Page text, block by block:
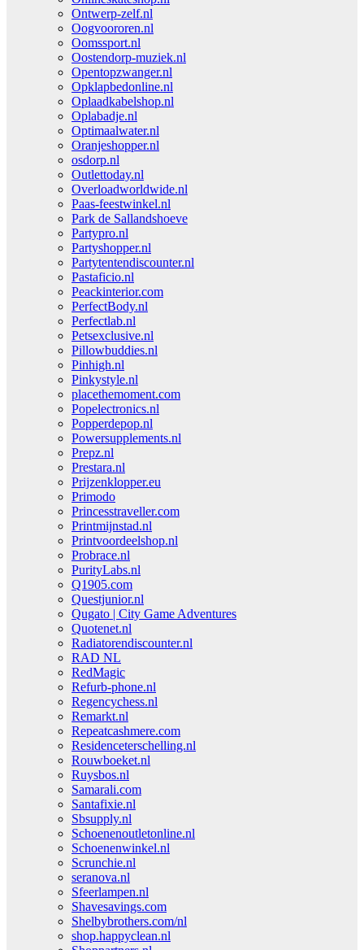
Ontwerp-zelf.nl
Oogvoororen.nl
Oomssport.nl
Oostendorp-muziek.nl
Opentopzwanger.nl
Opklapbedonline.nl
Oplaadkabelshop.nl
Oplabadje.nl
Optimaalwater.nl
Oranjeshopper.nl
osdorp.nl
Outlettoday.nl
Overloadworldwide.nl
Paas-feestwinkel.nl
Park de Sallandshoeve
Partypro.nl
Partyshopper.nl
Partytentendiscounter.nl
Pastaficio.nl
Peackinterior.com
PerfectBody.nl
Perfectlab.nl
Petsexclusive.nl
Pillowbuddies.nl
Pinhigh.nl
Pinkystyle.nl
placethemoment.com
Popelectronics.nl
Popperdepop.nl
Powersupplements.nl
Prepz.nl
Prestara.nl
Prijzenklopper.eu
Primodo
Princesstraveller.com
Printmijnstad.nl
Printvoordeelshop.nl
Probrace.nl
PurityLabs.nl
Q1905.com
Questjunior.nl
Qugato | City Game Adventures
Quotenet.nl
Radiatorendiscounter.nl
RAD NL
RedMagic
Refurb-phone.nl
Regencychess.nl
Remarkt.nl
Repeatcashmere.com
Residenceterschelling.nl
Rouwboeket.nl
Ruysbos.nl
Samarali.com
Santafixie.nl
Sbsupply.nl
Schoenenoutletonline.nl
Schoenenwinkel.nl
Scrunchie.nl
seranova.nl
Sfeerlampen.nl
Shavesavings.com
Shelbybrothers.com/nl
shop.happyclean.nl